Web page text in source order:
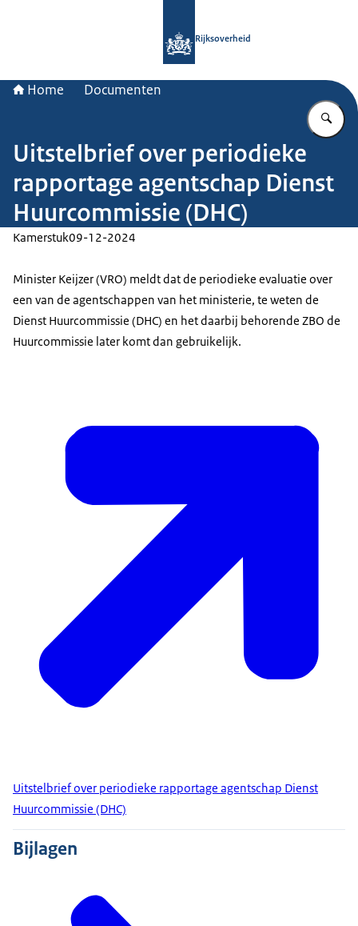
Rijksoverheid
Home Documenten
Uitstelbrief over periodieke
rapportage agentschap Dienst
Huurcommissie (DHC)
Kamerstuk09-12-2024
Minister Keijzer (VRO) meldt dat de periodieke evaluatie over
een van de agentschappen van het ministerie, te weten de
Dienst Huurcommissie (DHC) en het daarbij behorende ZBO de
Huurcommissie later komt dan gebruikelijk.
Uitstelbrief over periodieke rapportage agentschap Dienst
Huurcommissie (DHC)
Bijlagen